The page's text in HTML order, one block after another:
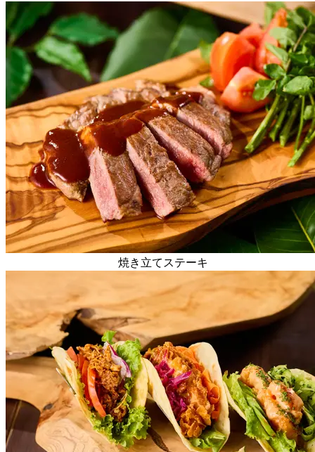
焼き立てステーキ